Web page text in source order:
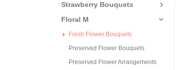
Strawberry Bouquets
Floral M
Fresh Flower Bouquets
Preserved Flower Bouquets
Preserved Flower Arrangements